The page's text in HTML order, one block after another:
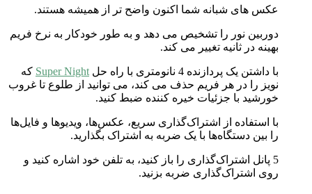
عکس های شبانه شما اکنون واضح تر از همیشه هستند.
دوربین نور را تشخیص می دهد و به طور خودکار به نرخ فریم
بهینه در ثانیه تغییر می کند.
با داشتن یک پردازنده 4 نانومتری با راه حل Super Night که
نویز را در هر فریم حذف می کند، می توانید از طلوع تا غروب
خورشید با جزئیات خیره کننده ضبط کنید.
با استفاده از اشتراک‌گذاری سریع، عکس‌ها، ویدیوها و فایل‌ها
را بین دستگاه‌ها با یک ضربه به اشتراک بگذارید.
5 پانل اشتراک‌گذاری را باز کنید، به تلفن خود اشاره کنید و
روی اشتراک‌گذاری ضربه بزنید.